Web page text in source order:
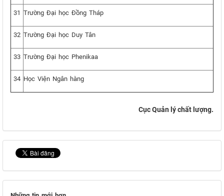
31 Trường Đại học Đồng Tháp
32 Trường Đại học Duy Tân
33 Trường Đại học Phenikaa
34 Học Viện Ngân hàng
Cục Quản lý chất lượng.